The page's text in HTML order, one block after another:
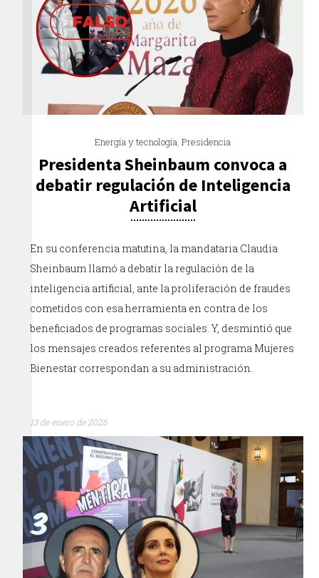
Energía y tecnología,Presidencia
Presidenta Sheinbaum convoca a
debatir regulación de Inteligencia
Artificial
En su conferencia matutina, la mandataria Claudia
Sheinbaum llamó a debatir la regulación de la
inteligencia artificial, ante la proliferación de fraudes
cometidos con esa herramienta en contra de los
beneficiados de programas sociales. Y, desmintió que
los mensajes creados referentes al programa Mujeres
Bienestar correspondan a su administración.
13 de enero de 2026